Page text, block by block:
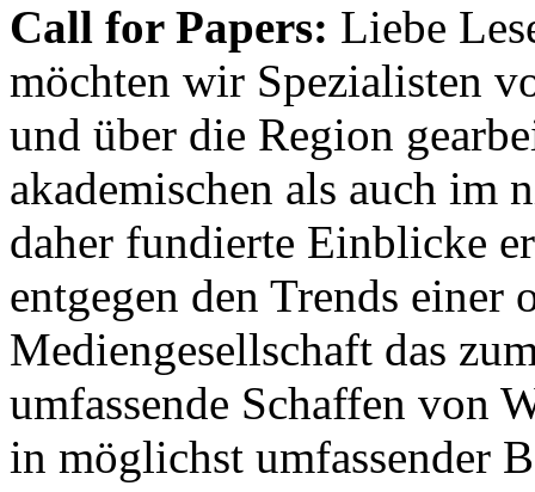
Call for Papers: Liebe
möchten wir Spezialisten
und über die Region
akademischen als auch im
daher fundierte Einblicke
entgegen den Trends einer
Mediengesellschaft das
umfassende Schaffen von
in möglichst umfassender